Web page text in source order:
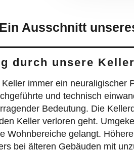
Ausschnitt
durch unsere
immer ein neuraligischer
und technisch
Bedeutung. Die
Keller verloren geht.
Wohnbereiche gelangt.
bei älteren Gebäuden mit